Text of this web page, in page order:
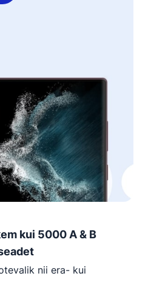
kui 5000 A & B
nii era- kui